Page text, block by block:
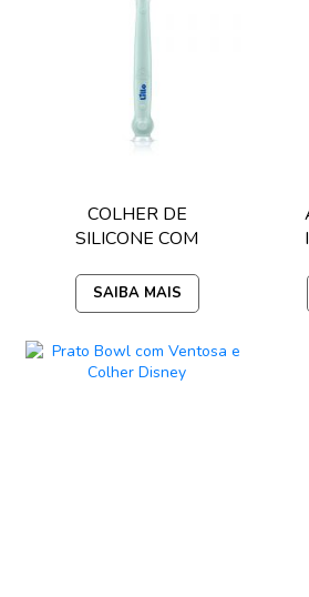
COLHER DE
SILICONE COM
SAIBA MAIS